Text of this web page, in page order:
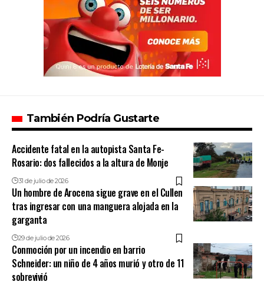
También Podría Gustarte
Accidente fatal en la autopista Santa Fe-
Rosario: dos fallecidos a la altura de Monje
31 de julio de 2026
Un hombre de Arocena sigue grave en el Cullen
tras ingresar con una manguera alojada en la
garganta
29 de julio de 2026
Conmoción por un incendio en barrio
Schneider: un niño de 4 años murió y otro de 11
sobrevivió